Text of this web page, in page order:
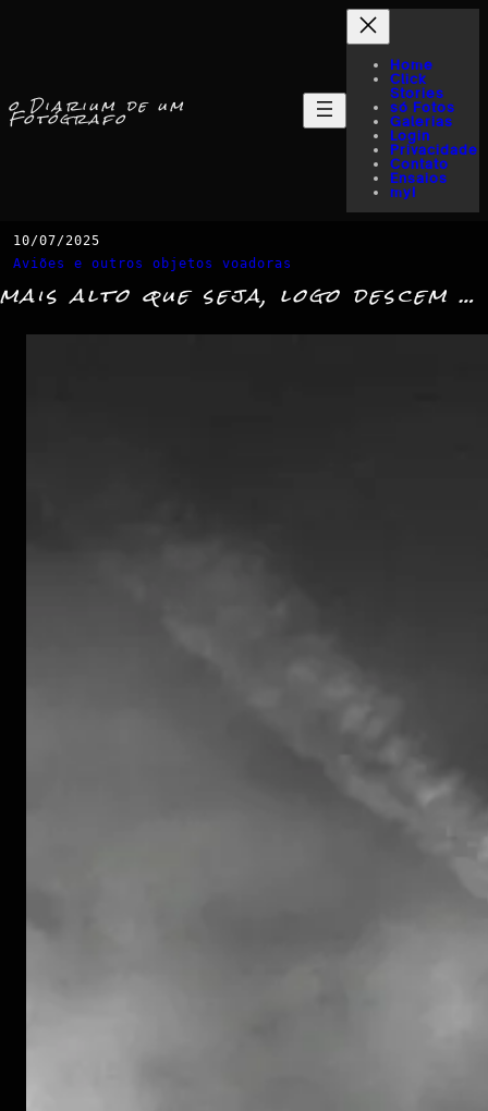
o Diarium de um
Fotógrafo
Home
Click
Stories
só Fotos
Galerias
Login
Privacidade
Contato
Ensaios
myI
10/07/2025
Aviões e outros objetos voadoras
mais alto que seja, logo descem …